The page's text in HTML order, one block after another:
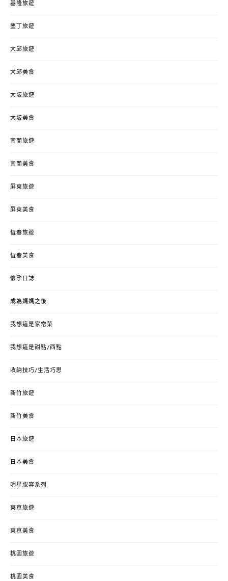
基隆旅遊
墾丁旅遊
大邱旅遊
大邱美食
大阪旅遊
大阪美食
宜蘭旅遊
宜蘭美食
屏東旅遊
屏東美食
恆春旅遊
恆春美食
懷孕日誌
成為媽媽之後
我想這是家常菜
我想這是甜點/西點
收納技巧/生活巧思
新竹旅遊
新竹美食
日本旅遊
日本美食
明星妝容系列
東京旅遊
東京美食
桃園旅遊
桃園美食